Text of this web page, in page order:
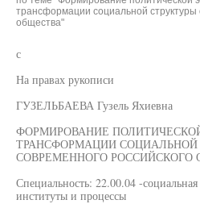
трансформации социальной структуры
общества"
с
На правах рукописи
ГУЗЕЛЬБАЕВА Гузель Яхиевна
ФОРМИРОВАНИЕ
ТРАНСФОРМАЦИИ СОЦИАЛЬНОЙ
СОВРЕМЕННОГО РОССИЙСКОГО
Специальность: 22.00.04 -
институты и процессы